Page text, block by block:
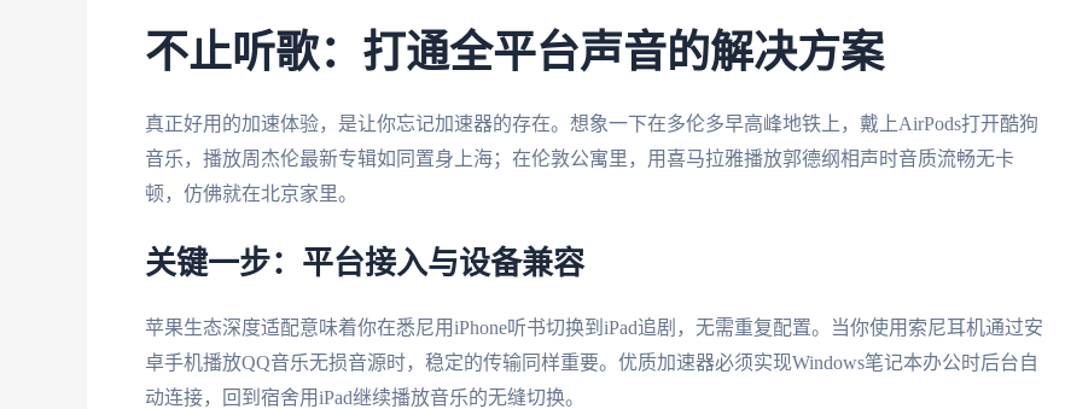
不止听歌：打通全平台声音的解决方案
真正好用的加速体验，是让你忘记加速器的存在。想象一下在多伦多早高峰地铁上，戴上AirPods打开酷狗
音乐，播放周杰伦最新专辑如同置身上海；在伦敦公寓里，用喜马拉雅播放郭德纲相声时音质流畅无卡
顿，仿佛就在北京家里。
关键一步：平台接入与设备兼容
苹果生态深度适配意味着你在悉尼用iPhone听书切换到iPad追剧，无需重复配置。当你使用索尼耳机通过安
卓手机播放QQ音乐无损音源时，稳定的传输同样重要。优质加速器必须实现Windows笔记本办公时后台自
动连接，回到宿舍用iPad继续播放音乐的无缝切换。